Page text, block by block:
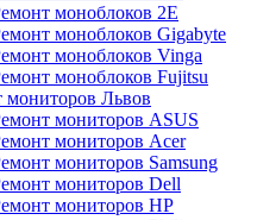
моноблоков 2E
моноблоков Gigabyte
моноблоков Vinga
моноблоков Fujitsu
мониторов Львов
мониторов ASUS
мониторов Acer
мониторов Samsung
мониторов Dell
мониторов HP